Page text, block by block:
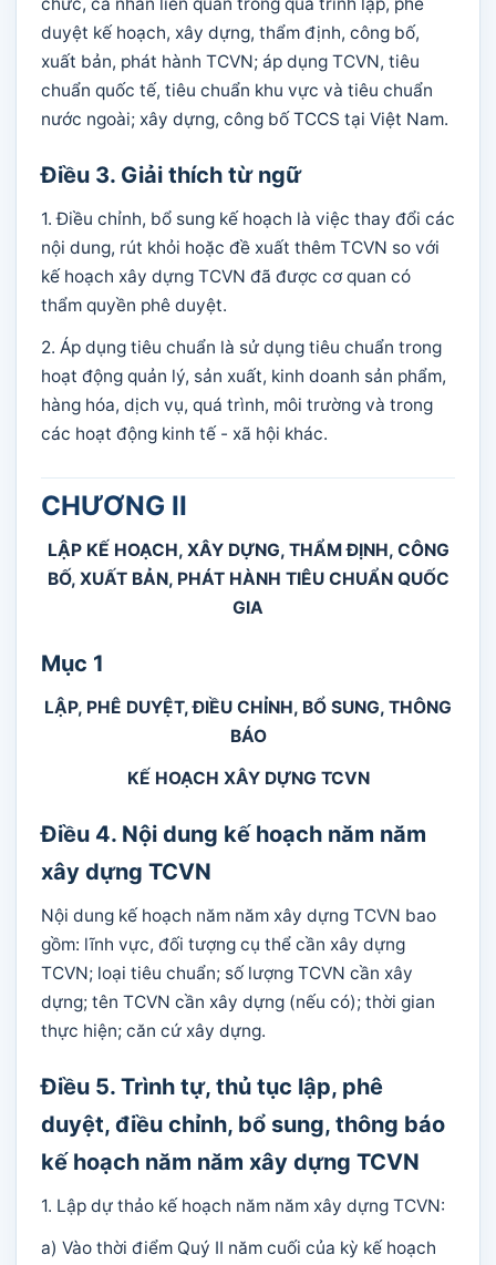
duyệt kế hoạch, xây dựng, thẩm định, công bố,
xuất bản, phát hành TCVN; áp dụng TCVN, tiêu
chuẩn quốc tế, tiêu chuẩn khu vực và tiêu chuẩn
nước ngoài; xây dựng, công bố TCCS tại Việt Nam.
Điều 3. Giải thích từ ngữ
1. Điều chỉnh, bổ sung kế hoạch là việc thay đổi các
nội dung, rút khỏi hoặc đề xuất thêm TCVN so với
kế hoạch xây dựng TCVN đã được cơ quan có
thẩm quyền phê duyệt.
2. Áp dụng tiêu chuẩn là sử dụng tiêu chuẩn trong
hoạt động quản lý, sản xuất, kinh doanh sản phẩm,
hàng hóa, dịch vụ, quá trình, môi trường và trong
các hoạt động kinh tế - xã hội khác.
CHƯƠNG II
LẬP KẾ HOẠCH, XÂY DỰNG, THẨM ĐỊNH, CÔNG
BỐ, XUẤT BẢN, PHÁT HÀNH TIÊU CHUẨN QUỐC
GIA
Mục 1
LẬP, PHÊ DUYỆT, ĐIỀU CHỈNH, BỔ SUNG, THÔNG
BÁO
KẾ HOẠCH XÂY DỰNG TCVN
Điều 4. Nội dung kế hoạch năm năm
xây dựng TCVN
Nội dung kế hoạch năm năm xây dựng TCVN bao
gồm: lĩnh vực, đối tượng cụ thể cần xây dựng
TCVN; loại tiêu chuẩn; số lượng TCVN cần xây
dựng; tên TCVN cần xây dựng (nếu có); thời gian
thực hiện; căn cứ xây dựng.
Điều 5. Trình tự, thủ tục lập, phê
duyệt, điều chỉnh, bổ sung, thông báo
kế hoạch năm năm xây dựng TCVN
1. Lập dự thảo kế hoạch năm năm xây dựng TCVN:
a) Vào thời điểm Quý II năm cuối của kỳ kế hoạch